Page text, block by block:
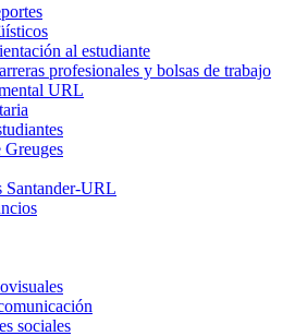
al estudiante
profesionales y bolsas de trabajo
URL
Greuges
Santander-URL
sociales